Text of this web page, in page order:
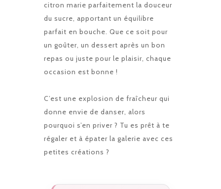
citron marie parfaitement la douceur
du sucre, apportant un équilibre
parfait en bouche. Que ce soit pour
un goûter, un dessert après un bon
repas ou juste pour le plaisir, chaque
occasion est bonne !
C’est une explosion de fraîcheur qui
donne envie de danser, alors
pourquoi s’en priver ? Tu es prêt à te
régaler et à épater la galerie avec ces
petites créations ?